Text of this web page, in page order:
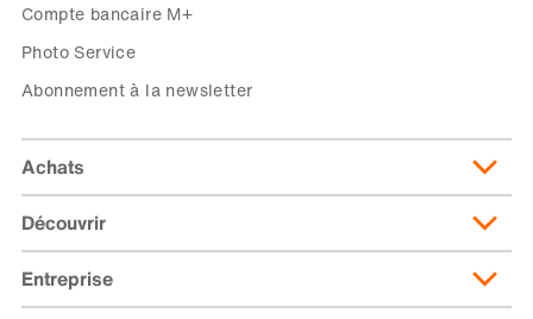
Compte bancaire M+
Photo Service
Abonnement à la newsletter
Achats
Livraison et frais de livraison
Abonnement de livraison
Moyens de paiement
Découvrir
Migusto
Entreprise